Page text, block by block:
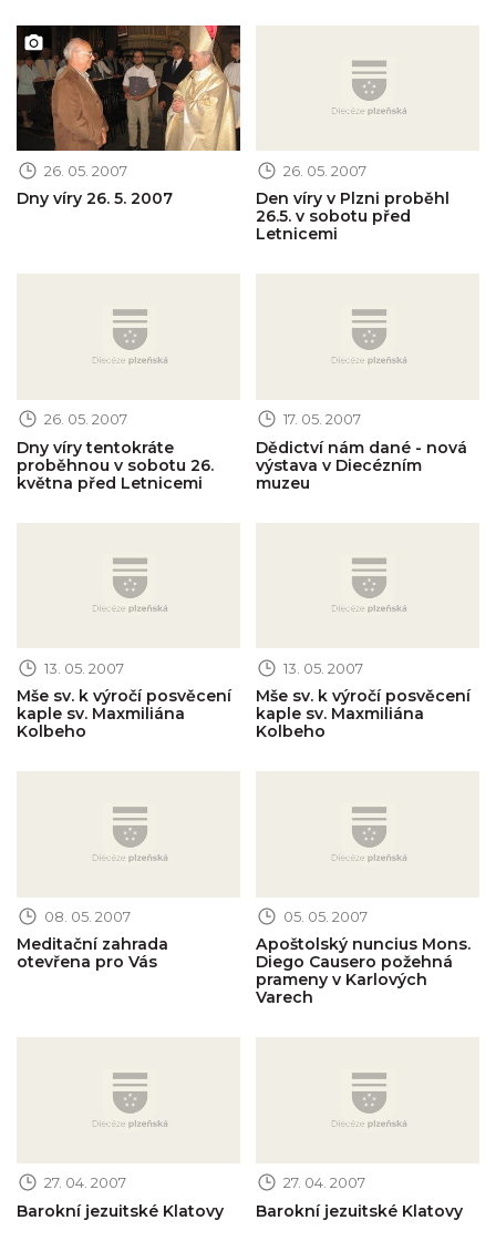
Obrázek novinky
26. 05. 2007
Dny víry 26. 5. 2007
26. 05. 2007
Den víry v Plzni proběhl
26.5. v sobotu před
Letnicemi
26. 05. 2007
Dny víry tentokráte
proběhnou v sobotu 26.
května před Letnicemi
17. 05. 2007
Dědictví nám dané - nová
výstava v Diecézním
muzeu
13. 05. 2007
Mše sv. k výročí posvěcení
kaple sv. Maxmiliána
Kolbeho
13. 05. 2007
Mše sv. k výročí posvěcení
kaple sv. Maxmiliána
Kolbeho
08. 05. 2007
Meditační zahrada
otevřena pro Vás
05. 05. 2007
Apoštolský nuncius Mons.
Diego Causero požehná
prameny v Karlových
Varech
27. 04. 2007
Barokní jezuitské Klatovy
27. 04. 2007
Barokní jezuitské Klatovy